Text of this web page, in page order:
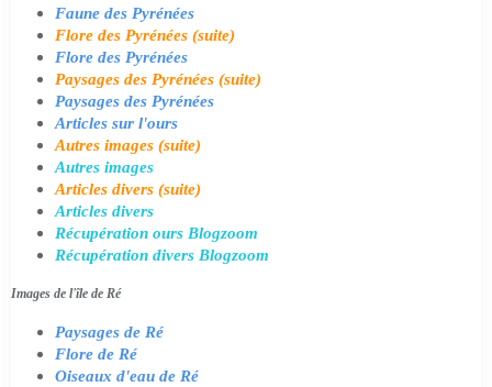
Faune des Pyrénées
Flore des Pyrénées (suite)
Flore des Pyrénées
Paysages des Pyrénées (suite)
Paysages des Pyrénées
Articles sur l'ours
Autres images (suite)
Autres images
Articles divers (suite)
Articles divers
Récupération ours Blogzoom
Récupération divers Blogzoom
Images de l'île de Ré
Paysages de Ré
Flore de Ré
Oiseaux d'eau de Ré